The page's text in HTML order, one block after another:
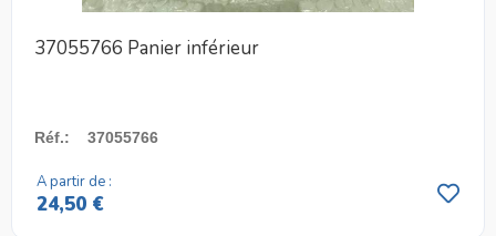
37055766 Panier inférieur
Réf.: 37055766
A partir de :
24,50 €